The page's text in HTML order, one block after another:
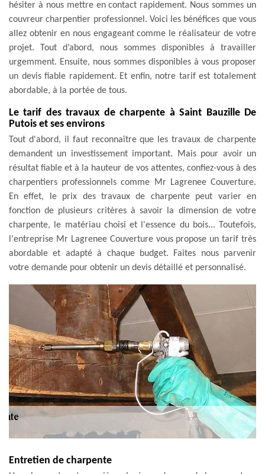
hésiter à nous mettre en contact rapidement. Nous sommes un
couvreur charpentier professionnel. Voici les bénéfices que vous
allez obtenir en nous engageant comme le réalisateur de votre
projet. Tout d’abord, nous sommes disponibles à travailler
urgemment. Ensuite, nous sommes disponibles à vous proposer
un devis fiable rapidement. Et enfin, notre tarif est totalement
abordable, à la portée de tous.
Le tarif des travaux de charpente à Saint Bauzille De
Putois et ses environs
Tout d'abord, il faut reconnaître que les travaux de charpente
demandent un investissement important. Mais pour avoir un
résultat fiable et à la hauteur de vos attentes, confiez-vous à des
charpentiers professionnels comme Mr Lagrenee Couverture.
En effet, le prix des travaux de charpente peut varier en
fonction de plusieurs critères à savoir la dimension de votre
charpente, le matériau choisi et l'essence du bois... Toutefois,
l'entreprise Mr Lagrenee Couverture vous propose un tarif très
abordable et adapté à chaque budget. Faites nous parvenir
votre demande pour obtenir un devis détaillé et personnalisé.
Entretien de charpente